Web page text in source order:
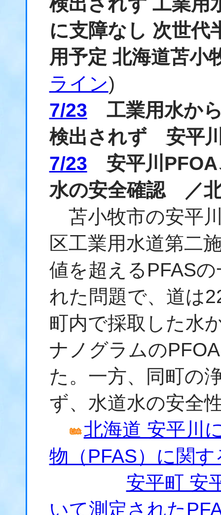
に支障なし 次世代
用予定 北海道苫小
ライン)
7/23 工業用水か
検出されず 安平
7/23 安平川
水の安全確認 ／
苫小牧市の安平
区工業用水道第二
値を超えるPFAS
れた問題で、道は
町内で採取した水
ナノグラムの
た。一方、同町の
ず、水道水の安全
北海道 安平川
物（PFAS）に関
安平町 安
いて測定された